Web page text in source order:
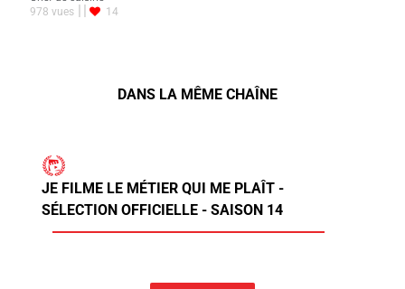
978 vues
14
DANS LA MÊME CHAÎNE
JE FILME LE MÉTIER QUI ME PLAÎT -
SÉLECTION OFFICIELLE - SAISON 14